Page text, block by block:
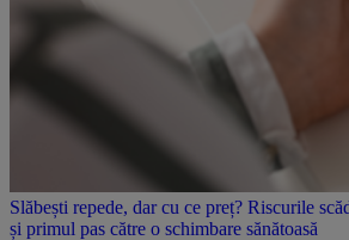
Slăbești repede, dar cu ce preț? Riscurile
și primul pas către o schimbare sănătoasă